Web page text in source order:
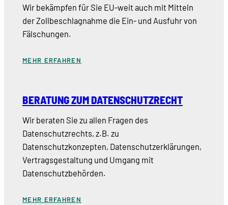
Wir bekämpfen für Sie EU-weit auch mit Mitteln
der Zollbeschlagnahme die Ein- und Ausfuhr von
Fälschungen.
MEHR ERFAHREN
BERATUNG ZUM DATENSCHUTZRECHT
Wir beraten Sie zu allen Fragen des
Datenschutzrechts, z.B. zu
Datenschutzkonzepten, Datenschutzerklärungen,
Vertragsgestaltung und Umgang mit
Datenschutzbehörden.
MEHR ERFAHREN